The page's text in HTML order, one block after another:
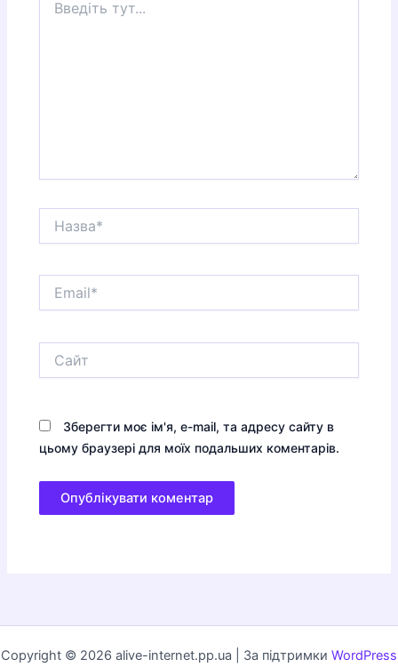
тут...
Зберегти моє ім'я, e-mail, та адресу сайту в
цьому браузері для моїх подальших коментарів.
Copyright © 2026 alive-internet.pp.ua | За підтримки WordPress